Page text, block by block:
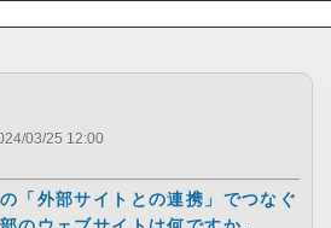
03/25 12:00
「外部サイトとの連携」でつなぐ